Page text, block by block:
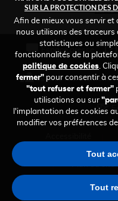
FOOTER
TOP
Espace presse
Espace recrutement
MENU
Plan du site
Comment
SUR LA PROTECTION DES
Afin de mieux vous servir et
nous utilisons des traceurs
statistiques ou
fonctionnalités de la
politique de cookies.
fermer"pour consentir à
"tout refuser et fermer"
utilisations ou sur
l'implantation des cookies
modifier vos préférences
Tout
Tout